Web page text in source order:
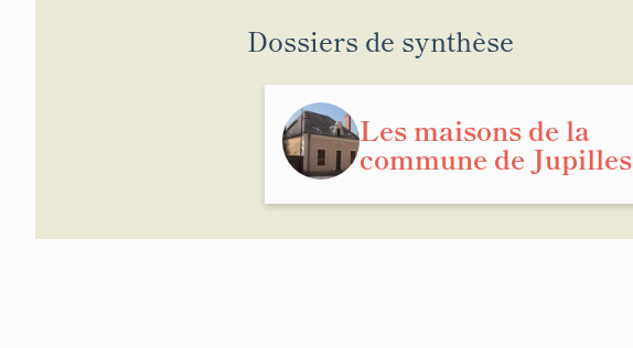
Dossiers de synthèse
Les maisons de la
commune de Jupilles